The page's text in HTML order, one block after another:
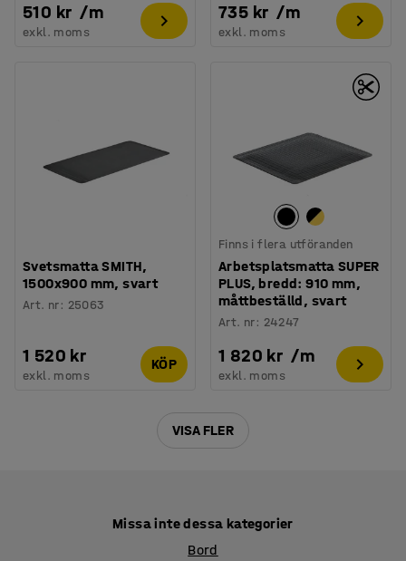
510 kr /m
exkl. moms
735 kr /m
exkl. moms
Svetsmatta SMITH,
1500x900 mm, svart
Art. nr: 25063
1 520 kr
exkl. moms
KÖP
Finns i flera utföranden
Arbetsplatsmatta SUPER
PLUS, bredd: 910 mm,
måttbeställd, svart
Art. nr: 24247
1 820 kr /m
exkl. moms
VISA FLER
Missa inte dessa kategorier
Bord